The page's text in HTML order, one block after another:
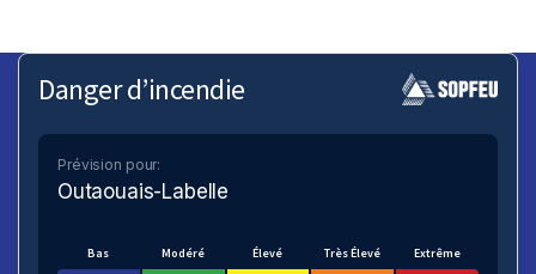
Danger d’incendie
Prévision pour:
Outaouais-Labelle
Bas Modéré Élevé Très Élevé Extrême